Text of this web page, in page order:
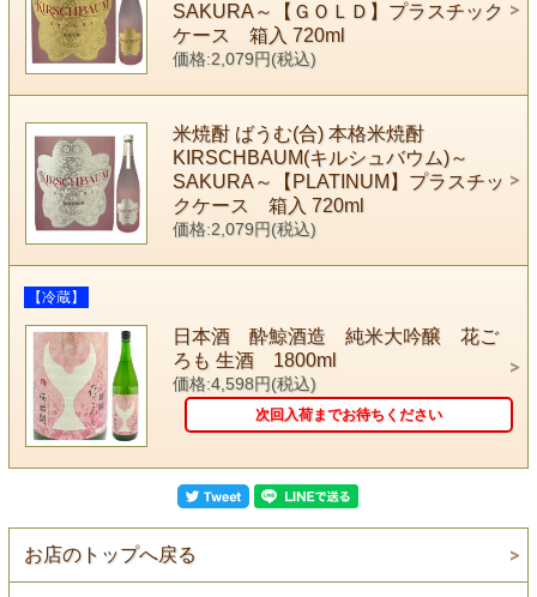
SAKURA～【ＧＯＬＤ】プラスチック
ケース 箱入 720ml
価格:2,079円(税込)
米焼酎 ばうむ(合) 本格米焼酎
KIRSCHBAUM(キルシュバウム)～
SAKURA～【PLATINUM】プラスチッ
クケース 箱入 720ml
価格:2,079円(税込)
【冷蔵】
日本酒 酔鯨酒造 純米大吟醸 花ご
ろも 生酒 1800ml
価格:4,598円(税込)
次回入荷までお待ちください
お店のトップへ戻る